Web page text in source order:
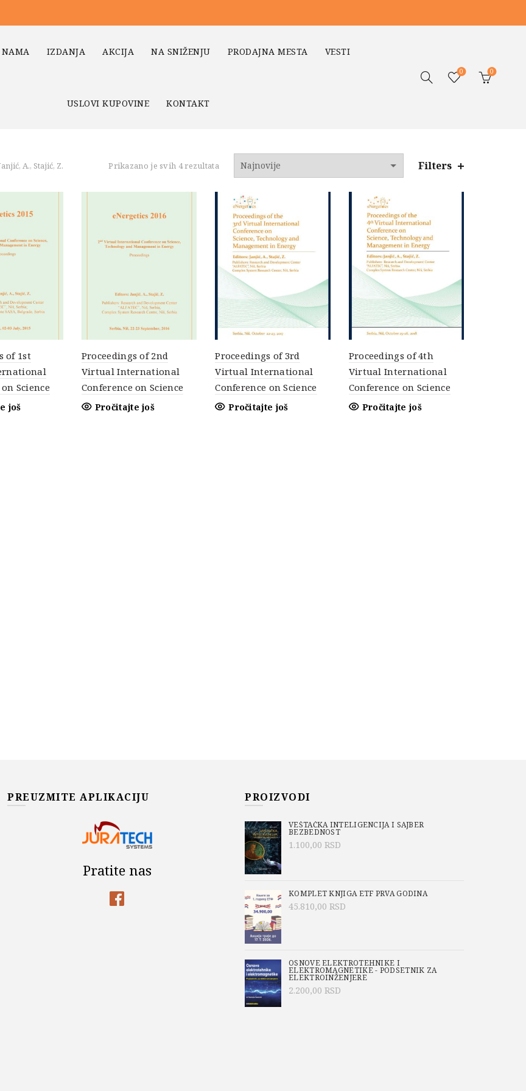
NAMA IZDANJA AKCIJA NA SNIŽENJU PRODAJNA MESTA VESTI
USLOVI KUPOVINE KONTAKT
0 0
A., Stajić, Z. Prikazano je svih 4 rezultata Sortirano
Filters
of 1st
Science
još
Proceedings of 2nd
Virtual International
Conference on Science
Pročitajte još
Proceedings of 3rd
Virtual International
Conference on Science
Pročitajte još
Proceedings of 4th
Virtual International
Conference on Science
Pročitajte još
PREUZMITE APLIKACIJU
Pratite nas
PROIZVODI
VEŠTAČKA INTELIGENCIJA I SAJBER
BEZBEDNOST
1.100,00 RSD
KOMPLET KNJIGA ETF PRVA GODINA
45.810,00 RSD
OSNOVE ELEKTROTEHNIKE I
ELEKTROMAGNETIKE - PODSETNIK ZA
ELEKTROINŽENJERE
2.200,00 RSD